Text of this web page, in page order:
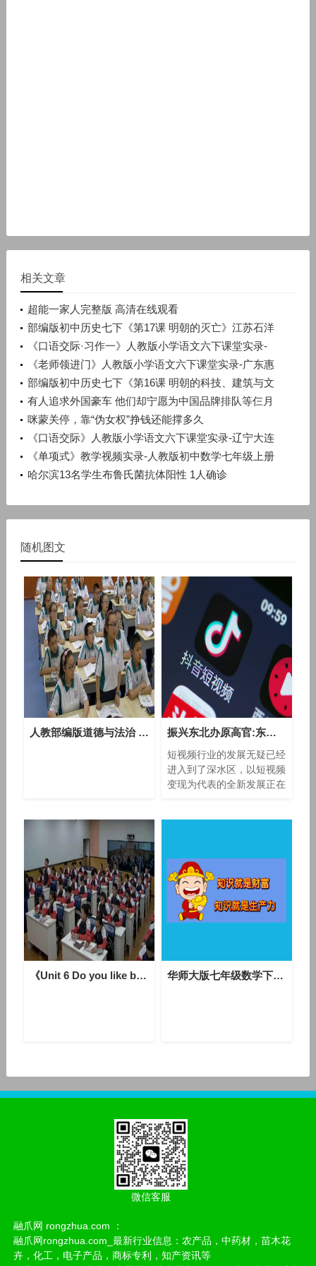
相关文章
超能一家人完整版 高清在线观看
部编版初中历史七下《第17课 明朝的灭亡》江苏石洋
洋
《口语交际·习作一》人教版小学语文六下课堂实录-
广西梧州市_蒙山县-潘少丽
《老师领进门》人教版小学语文六下课堂实录-广东惠
州市_惠阳区-许晓云
部编版初中历史七下《第16课 明朝的科技、建筑与文
学》辽宁孙浩
有人追求外国豪车 他们却宁愿为中国品牌排队等仨月
咪蒙关停，靠“伪女权”挣钱还能撑多久
《口语交际》人教版小学语文六下课堂实录-辽宁大连
市_旅顺口区-宋晨溪
《单项式》教学视频实录-人教版初中数学七年级上册
哈尔滨13名学生布鲁氏菌抗体阳性 1人确诊
随机图文
人教部编版道德与法治 七下 4.9.2《法律保障生活》课堂视频实录-李大兴 振兴东北办原高官:东北地区政府干预市场力量过大
短视频行业的发展无疑已经
进入到了深水区，以短视频
变现为代表的全新发展正在
捧之后，或许应该进入这
个“
《Unit 6 Do you like bananas - Section A 1a—2d》人教版英语七上-贵州-彭春娅 华师大版七年级数学下册《二元一次方程组的解法》优秀公开课教学视频
微信客服
融爪网 rongzhua.com ：
融爪网rongzhua.com_最新行业信息：农产品，中药材，苗木花
卉，化工，电子产品，商标专利，知产资讯等